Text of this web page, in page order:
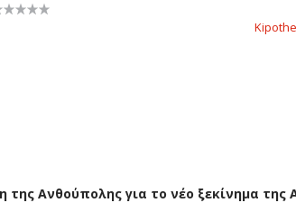
της Ανθούπολης για το νέο ξεκίνημα